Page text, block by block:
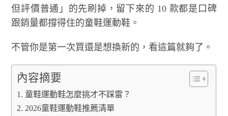
但評價普通」的先刷掉，留下來的 10 款都是口碑
跟銷量都撐得住的童鞋運動鞋。
不管你是第一次買還是想換新的，看這篇就夠了。
內容摘要
童鞋運動鞋怎麼挑才不踩雷？
2026童鞋運動鞋推薦清單